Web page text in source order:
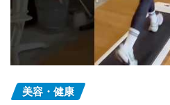
美容・健康